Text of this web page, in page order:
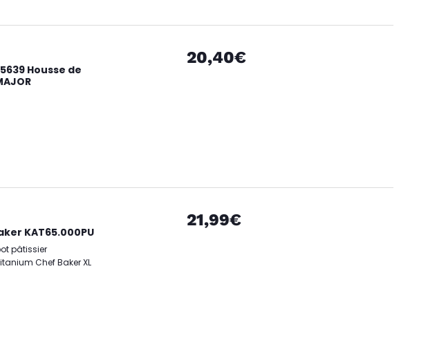
Housse de
20,40€
KAT65.000PU
pâtissier
Chef Baker XL
21,99€